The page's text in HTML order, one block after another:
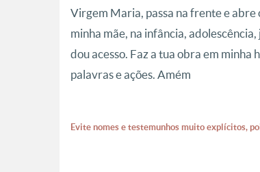
Virgem Maria, passa na frente e abre
minha mãe, na infância,
dou acesso. Faz a tua obra em
palavras e ações. Amém
Evite nomes e testemunhos muito explícitos,